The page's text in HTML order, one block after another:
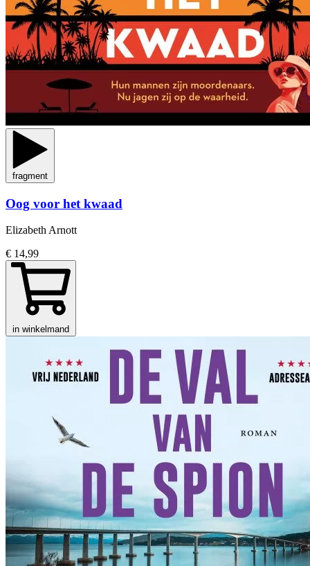
fragment
Oog voor het kwaad
Elizabeth Arnott
€ 14,99
in winkelmand